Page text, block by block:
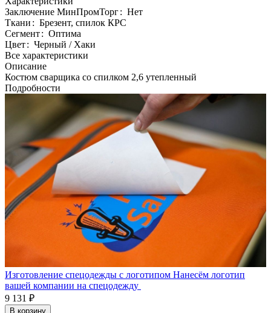
Заключение МинПромТорг: Нет
Ткани: Брезент, спилок КРС
Сегмент: Оптима
Цвет: Черный / Хаки
Все характеристики
Описание
Костюм сварщика со спилком 2,6 утепленный
Подробности
Изготовление спецодежды с логотипом Нанесём логотип
вашей компании на спецодежду
9 131 ₽
В корзину